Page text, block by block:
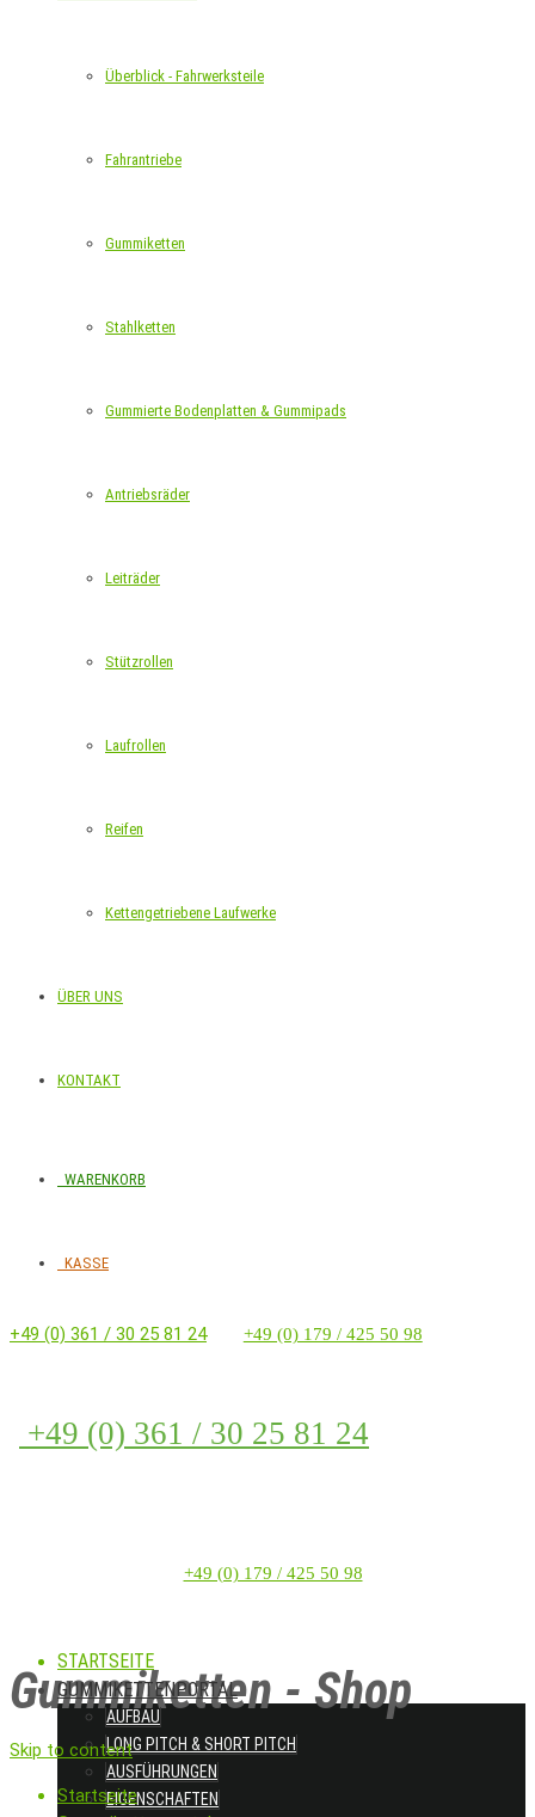
Überblick - Fahrwerksteile
Fahrantriebe
Gummiketten
Stahlketten
Gummierte Bodenplatten & Gummipads
Antriebsräder
Leiträder
Stützrollen
Laufrollen
Reifen
Kettengetriebene Laufwerke
ÜBER UNS
KONTAKT
WARENKORB
KASSE
+49 (0) 361 / 30 25 81 24 +49 (0) 179 / 425 50 98
+49 (0) 361 / 30 25 81 24
+49 (0) 179 / 425 50 98
Gummiketten - Shop
STARTSEITE
GUMMIKETTENPORTAL
AUFBAU
LONG PITCH & SHORT PITCH
AUSFÜHRUNGEN
EIGENSCHAFTEN
Skip to content
Startseite